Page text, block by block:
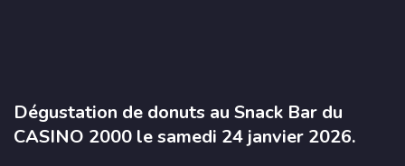
Dégustation de donuts au Snack Bar du
CASINO 2000 le samedi 24 janvier 2026.